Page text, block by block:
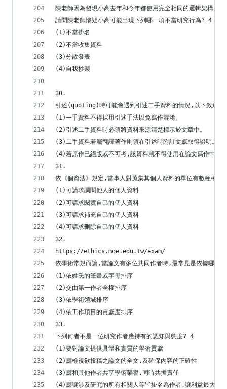
陳老師因為發現小高去年和今年都使用完全相同的邏輯架構以
請問陳老師懷疑小高可能出現下列哪一項不當研究行為? 4
(1)不當掛名
(2)不當收集資料
(3)分散發表
(4)自我抄襲
30.
引述(quoting)時可能會遇到引述二手資料的情況,以下敘述何
(1)一手資料不得採用引述手法以免寫作混淆。
(2)引述二手資料時必須將資料來源清楚標示於文章中。
(3)二手資料若屬翻譯著作則須在引述時附註文獻取得證明。
(4)若原作已絕版或不可考,該資料就不得使用在論文寫作中。
31.
依《個資法》規定,當事人對蒐集其個人資料的單位有數種權
(1)可請求調閱他人的個人資料
(2)可請求閱覽自己的個人資料
(3)可請求補充自己的個人資料
(4)可請求刪除自己的個人資料
32.
https://ethics.moe.edu.tw/exam/
依學術常規而論,當論文有多位共同作者時,最常見是依據哪種
(1)依姓氏的筆畫或字母排序
(2)交由第一作者全權排序
(3)依學術領域排序
(4)依工作項目的貢獻度排序
33.
下列何者不是一位研究作者應持有的認知與態度? 4
(1)要對論文提供具體和實質的學術貢獻
(2)應檢視欲投稿之論文的全文,及確保內容的正確性
(3)應和其他作者共享學術榮譽,同時共擔責任
(4)應讓涉及研究的所有相關人等皆掛名為作者,讓利益最大化